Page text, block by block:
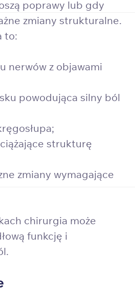
poprawy lub gdy
zmiany strukturalne.
to:
nerwów z objawami
powodująca silny ból
strukturę
zmiany wymagające
chirurgia może
funkcję i